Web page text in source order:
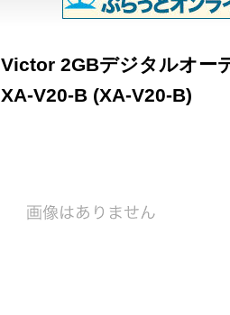
Victor 2GBデジタルオー
XA-V20-B (XA-V20-B)